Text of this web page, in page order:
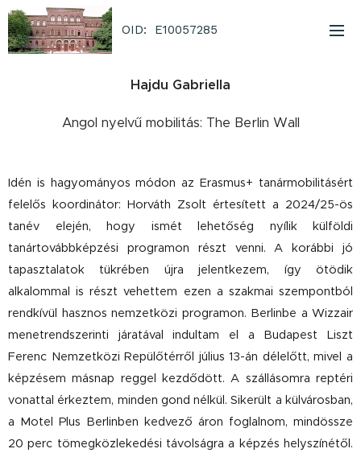
OID: E10057285
Hajdu Gabriella
Angol nyelvű mobilitás: The Berlin Wall
Idén is hagyományos módon az Erasmus+ tanármobilitásért
felelős koordinátor: Horváth Zsolt értesített a 2024/25-ös
tanév elején, hogy ismét lehetőség nyílik külföldi
tanártovábbképzési programon részt venni. A korábbi jó
tapasztalatok tükrében újra jelentkezem, így ötödik
alkalommal is részt vehettem ezen a szakmai szempontból
rendkívül hasznos nemzetközi programon. Berlinbe a Wizzair
menetrendszerinti járatával indultam el a Budapest Liszt
Ferenc Nemzetközi Repülőtérről július 13-án délelőtt, mivel a
képzésem másnap reggel kezdődött. A szállásomra reptéri
vonattal érkeztem, minden gond nélkül. Sikerült a külvárosban,
a Motel Plus Berlinben kedvező áron foglalnom, mindössze
20 perc tömegközlekedési távolságra a képzés helyszínétől.